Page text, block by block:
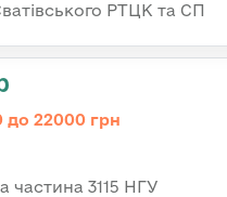
РТЦК та СП
до 22000 грн
частина 3115 НГУ